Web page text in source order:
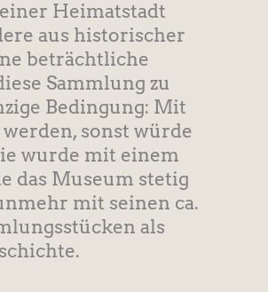
Heimatstadt
aus historischer
beträchtliche
Sammlung zu
Bedingung: Mit
sonst würde
wurde mit einem
das Museum stetig
mit seinen ca.
als